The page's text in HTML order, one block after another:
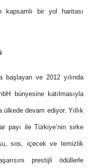
kapsamlı bir yol haritası
başlayan ve 2012 yılında
bünyesine katılmasıyla
devam ediyor. Yıllık
payı ile Türkiye’nin sirke
sos, içecek ve temizlik
prestijli ödüllerle